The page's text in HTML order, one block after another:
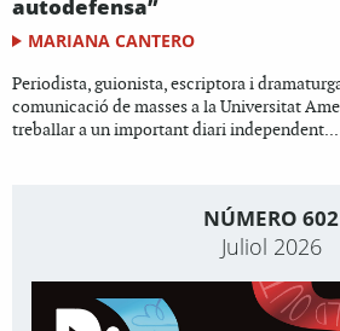
autodefensa”
MARIANA CANTERO
Periodista, guionista, escriptora i
comunicació de masses a la Universitat
treballar a un important diari independent...
NÚMERO 602
Juliol 2026